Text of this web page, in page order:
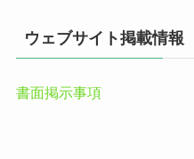
ウェブサイト掲載情報
書面掲示事項